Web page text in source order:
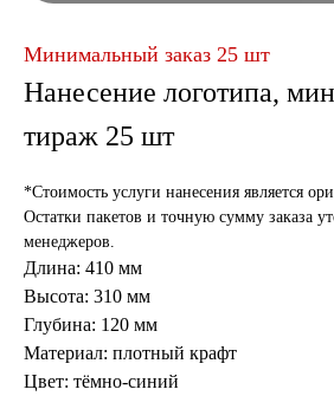
Минимальный заказ 25 шт
Нанесение логотипа,
тираж 25 шт
*Стоимость услуги нанесения является
Остатки пакетов и точную сумму заказа
менеджеров.
Длина: 410 мм
Высота: 310 мм
Глубина: 120 мм
Материал: плотный крафт
Цвет: тёмно-синий